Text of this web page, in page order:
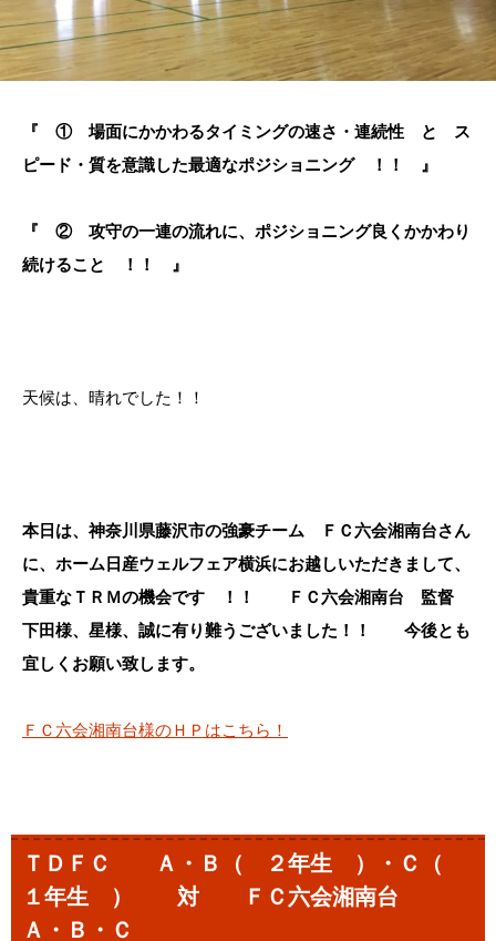
『 ① 場面にかかわるタイミングの速さ・連続性 と ス
ピード・質を意識した最適なポジショニング ！！ 』
『 ② 攻守の一連の流れに、ポジショニング良くかかわり
続けること ！！ 』
天候は、晴れでした！！
本日は、神奈川県藤沢市の強豪チーム ＦＣ六会湘南台さん
に、ホーム日産ウェルフェア横浜にお越しいただきまして、
貴重なＴＲＭの機会です ！！ ＦＣ六会湘南台 監督
下田様、星様、誠に有り難うございました！！ 今後とも
宜しくお願い致します。
ＦＣ六会湘南台様のＨＰはこちら！
ＴＤＦＣ Ａ・Ｂ（ ２年生 ）・Ｃ（
１年生 ） 対 ＦＣ六会湘南台
Ａ・Ｂ・Ｃ